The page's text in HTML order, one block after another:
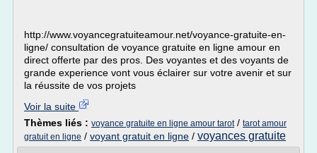
http://www.voyancegratuiteamour.net/voyance-gratuite-en-
ligne/ consultation de voyance gratuite en ligne amour en
direct offerte par des pros. Des voyantes et des voyants de
grande experience vont vous éclairer sur votre avenir et sur
la réussite de vos projets
Voir la suite
Thèmes liés : voyance gratuite en ligne amour tarot/ tarot amour
gratuit en ligne / voyant gratuit en ligne / voyances gratuite